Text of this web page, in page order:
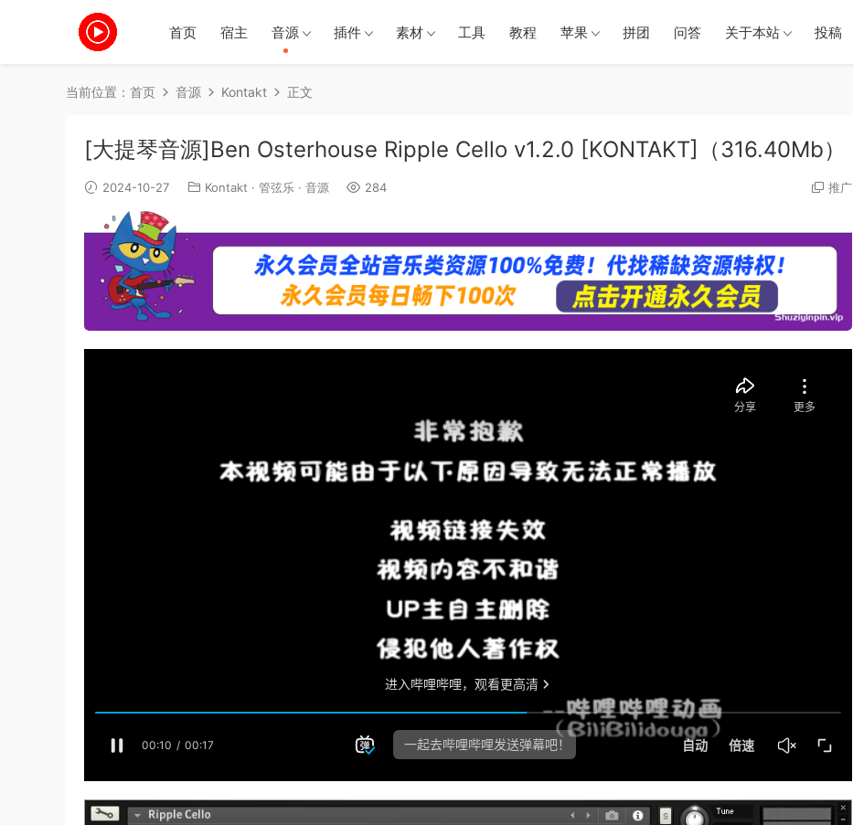
首页 宿主 音源 插件 素材 工具 教程 苹果 拼团 问答 关于本站 投稿
当前位置： 首页 音源 Kontakt 正文
[大提琴音源]Ben Osterhouse Ripple Cello v1.2.0 [KONTAKT]（316.40Mb）
2024-10-27 Kontakt · 管弦乐 · 音源 284 推广